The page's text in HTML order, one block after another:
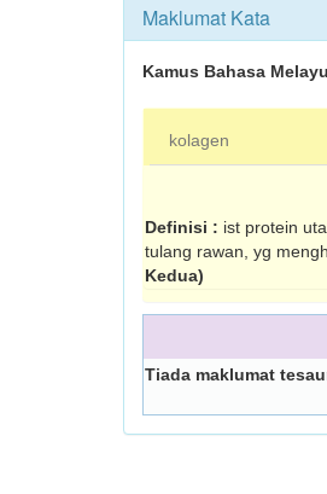
Maklumat Kata
Kamus Bahasa Melayu
kolagen
Definisi : ist protein
tulang rawan, yg
Kedua)
Tiada maklumat